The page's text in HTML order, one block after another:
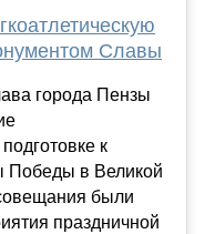
Славы
города Пензы
к
Победы в Великой
были
праздничной